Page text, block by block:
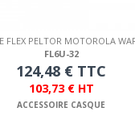
FLEX PELTOR MOTOROLA
FL6U-32
124,48 € TTC
103,73 € HT
ACCESSOIRE CASQUE